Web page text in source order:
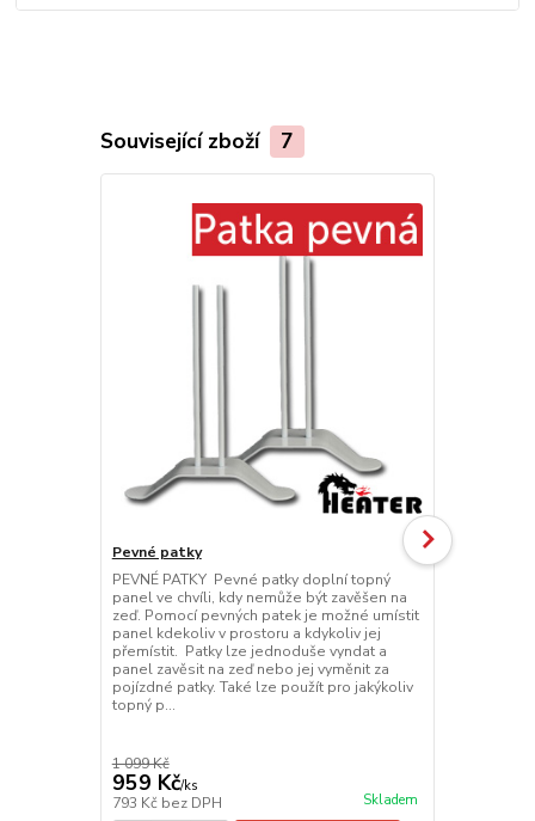
Související zboží 7
Pevné patky
PEVNÉ PATKY Pevné patky doplní topný
panel ve chvíli, kdy nemůže být zavěšen na
zeď. Pomocí pevných patek je možné umístit
panel kdekoliv v prostoru a kdykoliv jej
přemístit. Patky lze jednoduše vyndat a
panel zavěsit na zeď nebo jej vyměnit za
pojízdné patky. Také lze použít pro jakýkoliv
topný p...
1 099 Kč
959 Kč/ks
793 Kč bez DPH Skladem
Pojízdné